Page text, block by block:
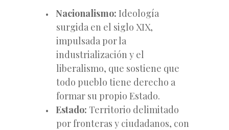
Nacionalismo: Ideología
surgida en el siglo XIX,
impulsada por la
industrialización y el
liberalismo, que sostiene que
todo pueblo tiene derecho a
formar su propio Estado.
Estado: Territorio delimitado
por fronteras y ciudadanos, con